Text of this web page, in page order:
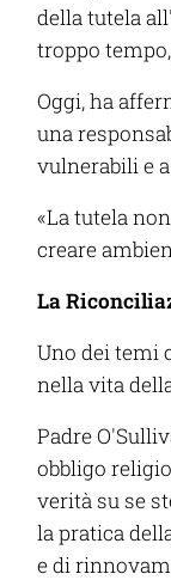
della tutela
troppo
Oggi, ha
una
vulnerabili e
«La tutela
creare
La
Uno dei temi
nella vita
Padre
obbligo
verità su se
la pratica
e di